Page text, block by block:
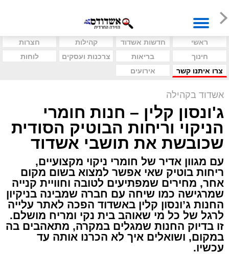
ראשי חדשות אשדוד קהילות
חצרות
חינוך
בריאות צרכנות ועסקים
לוחות
צרו איתנו קשר
אירועים
אשדוד בקהילה
ג'ונסון קלין – חנות חומרי
הניקוי וריחות הבוטיק הסודית
שכובשת את תושבי אשדוד
עם מגוון אדיר של חומרי ניקוי מקצועיים,
ריחות בוטיק שאי אפשר למצוא בשום מקום
אחר, מחירים שמפתיעים לטובה וחוויית קנייה
שמרגישה כמו שיחה עם חברה שמבינה בניקיון
החנות ג’ונסון קלין באשדוד הפכה לאתר עלייה
לרגל של כל מי שאוהב בית נקי ומריח מושלם.
זו בדיוק החנות שמגלים במקרה, מתאהבים בה
במקום, ושואלים איך לא הכרנו אותה עד
עכשיו.